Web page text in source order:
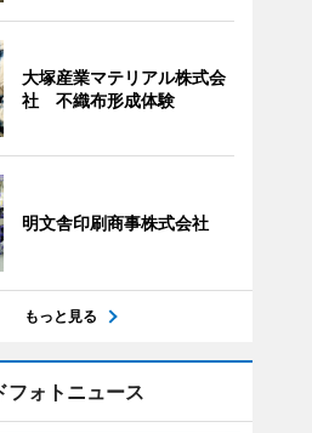
大塚産業マテリアル株式会
社 不織布形成体験
明文舎印刷商事株式会社
もっと見る
フォトニュース